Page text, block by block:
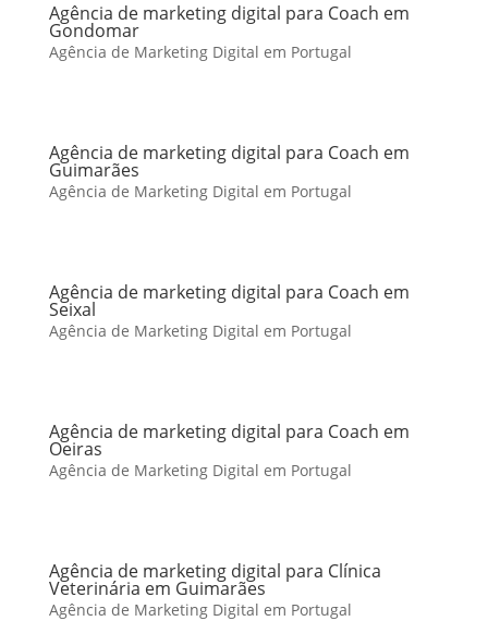
Agência de marketing digital para Coach em
Gondomar
Agência de Marketing Digital em Portugal
Agência de marketing digital para Coach em
Guimarães
Agência de Marketing Digital em Portugal
Agência de marketing digital para Coach em
Seixal
Agência de Marketing Digital em Portugal
Agência de marketing digital para Coach em
Oeiras
Agência de Marketing Digital em Portugal
Agência de marketing digital para Clínica
Veterinária em Guimarães
Agência de Marketing Digital em Portugal